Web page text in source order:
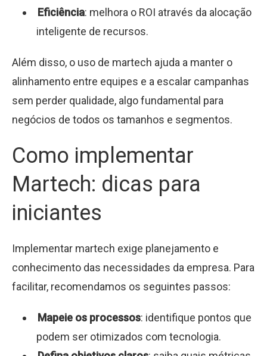
Eficiência: melhora o ROI através da alocação
inteligente de recursos.
Além disso, o uso de martech ajuda a manter o
alinhamento entre equipes e a escalar campanhas
sem perder qualidade, algo fundamental para
negócios de todos os tamanhos e segmentos.
Como implementar
Martech: dicas para
iniciantes
Implementar martech exige planejamento e
conhecimento das necessidades da empresa. Para
facilitar, recomendamos os seguintes passos:
Mapeie os processos: identifique pontos que
podem ser otimizados com tecnologia.